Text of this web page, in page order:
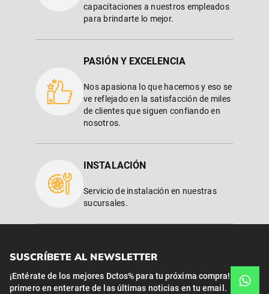
capacitaciones a nuestros empleados
para brindarte lo mejor.
PASIÓN Y EXCELENCIA
Nos apasiona lo que hacemos y eso se
ve reflejado en la satisfacción de miles
de clientes que siguen confiando en
nosotros.
INSTALACIÓN
Servicio de instalación en nuestras
sucursales.
SUSCRÍBETE AL NEWSLETTER
¡Entérate de los mejores Dctos% para tu próxima compra! Y se el
primero en enterarte de las últimas noticias en tu email.